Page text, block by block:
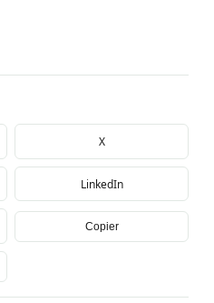
X
LinkedIn
Copier